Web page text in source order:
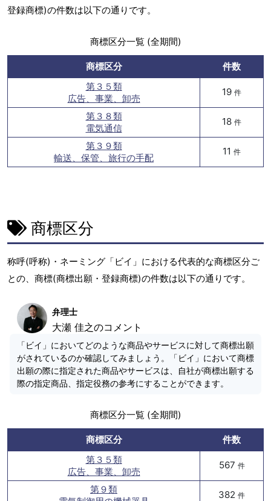
登録商標)の件数は以下の通りです。
商標区分一覧 (全期間)
商標区分
件数
第３５類
広告、事業、卸売
19 件
第３８類
電気通信
18 件
第３９類
輸送、保管、旅行の手配
11 件
商標区分
称呼(呼称)・ネーミング「ビイ」における代表的な商標区分ご
との、商標(商標出願・登録商標)の件数は以下の通りです。
弁理士
大瀬 佳之のコメント
「ビイ」においてどのような商品やサービスに対して商標出願
がされているのか確認してみましょう。「ビイ」において商標
出願の際に指定された商品やサービスは、自社が商標出願する
際の指定商品、指定役務の参考にすることができます。
商標区分一覧 (全期間)
商標区分
件数
第３５類
広告、事業、卸売
567 件
第９類
382 件